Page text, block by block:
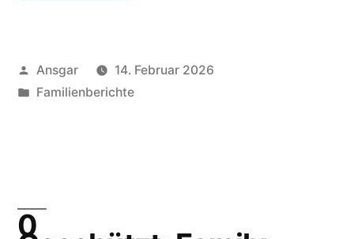
Veröffentlicht
von
Ansgar
14. Februar 2026
Veröffentlicht
Familienberichte